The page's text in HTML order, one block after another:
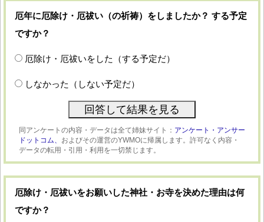
厄年に厄除け・厄祓い（の祈祷）をしましたか？ する予定
ですか？
厄除け・厄祓いをした（する予定だ）
しなかった（しない予定だ）
同アンケートの内容・データは全て姉妹サイト： アンケート・アンサー
ドットコム、 およびその運営のYWMOに帰属します。許可なく内容・
データの転用・引用・利用を一切禁じます。
厄除け・厄祓いをお願いした神社・お寺を決めた理由は何
ですか？